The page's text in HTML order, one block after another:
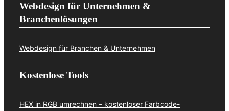
Webdesign für Unternehmen &
Branchenlösungen
Webdesign für Branchen & Unternehmen
Kostenlose Tools
HEX in RGB umrechnen – kostenloser Farbcode-